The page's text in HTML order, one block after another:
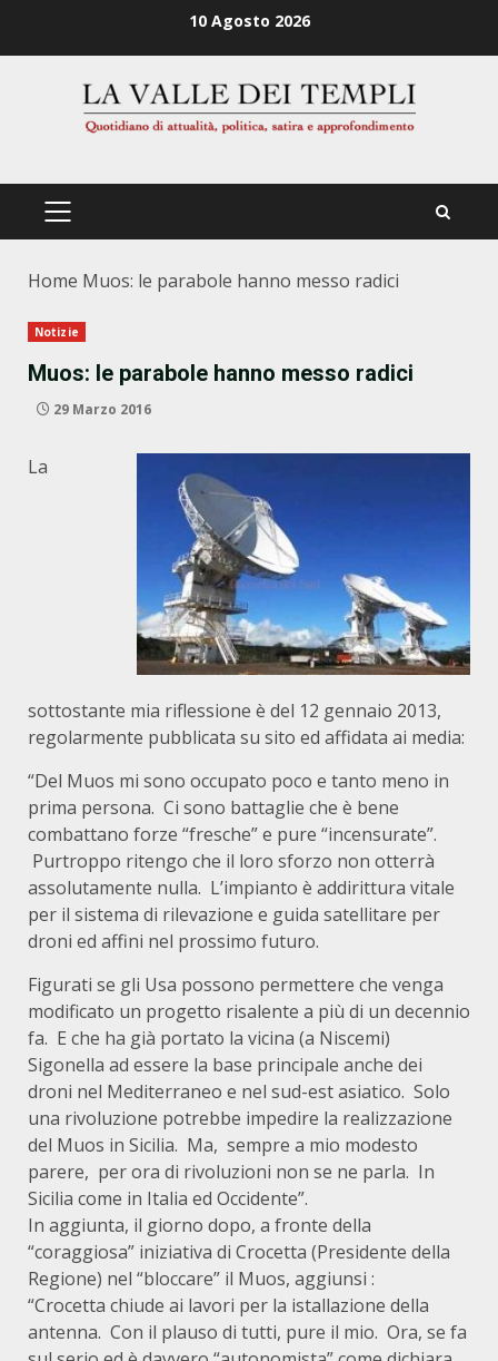
10 Agosto 2026
PRIMÄRES
Home Muos: le parabole hanno messo radici
Notizie
Muos: le parabole hanno messo radici
29 Marzo 2016
La
sottostante mia riflessione è del 12 gennaio 2013,
regolarmente pubblicata su sito ed affidata ai media:
“Del Muos mi sono occupato poco e tanto meno in
prima persona. Ci sono battaglie che è bene
combattano forze “fresche” e pure “incensurate”.
Purtroppo ritengo che il loro sforzo non otterrà
assolutamente nulla. L’impianto è addirittura vitale
per il sistema di rilevazione e guida satellitare per
droni ed affini nel prossimo futuro.
Figurati se gli Usa possono permettere che venga
modificato un progetto risalente a più di un decennio
fa. E che ha già portato la vicina (a Niscemi)
Sigonella ad essere la base principale anche dei
droni nel Mediterraneo e nel sud-est asiatico. Solo
una rivoluzione potrebbe impedire la realizzazione
del Muos in Sicilia. Ma, sempre a mio modesto
parere, per ora di rivoluzioni non se ne parla. In
Sicilia come in Italia ed Occidente”.
In aggiunta, il giorno dopo, a fronte della
“coraggiosa” iniziativa di Crocetta (Presidente della
Regione) nel “bloccare” il Muos, aggiunsi :
“Crocetta chiude ai lavori per la istallazione della
antenna. Con il plauso di tutti, pure il mio. Ora, se fa